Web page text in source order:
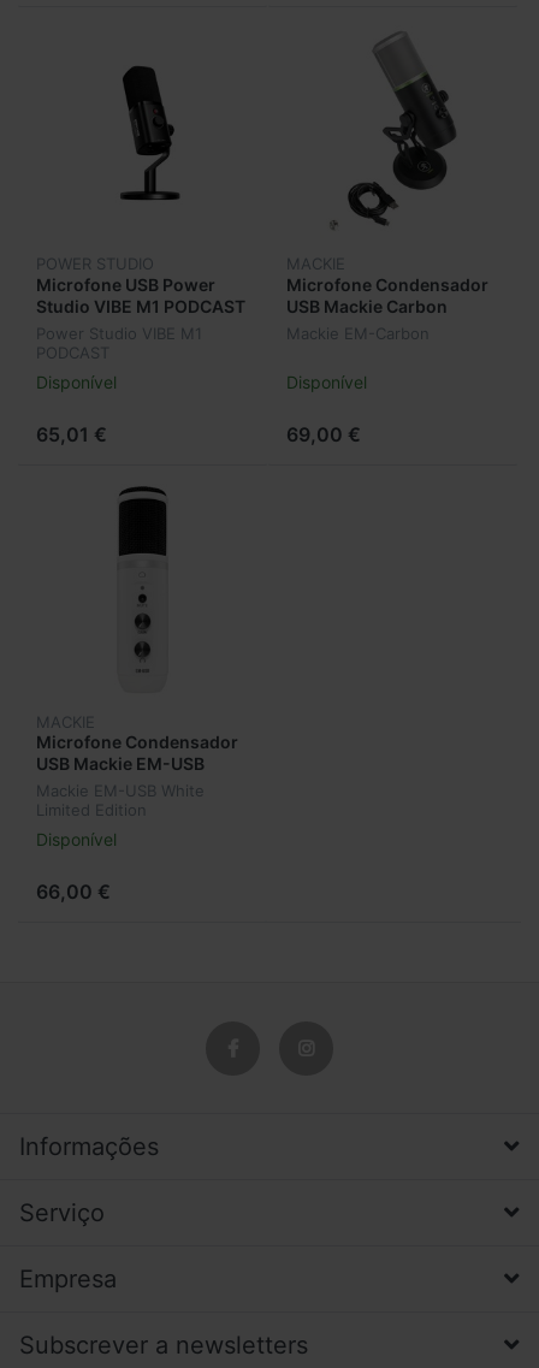
POWER STUDIO
Microfone USB Power
Studio VIBE M1 PODCAST
Power Studio VIBE M1
PODCAST
Disponível
65,01 €
MACKIE
Microfone Condensador
USB Mackie Carbon
Mackie EM-Carbon
Disponível
69,00 €
MACKIE
Microfone Condensador
USB Mackie EM-USB
White Limited Edition
Mackie EM-USB White
Limited Edition
Disponível
66,00 €
Informações
Serviço
Empresa
Subscrever a newsletters